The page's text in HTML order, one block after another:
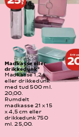
Madkasse eller
drikkedunk*
Madkasse 1,2 l
eller drikkedunk
med tud 500 ml.
20,00.
Rumdelt
madkasse 21 x 15
x 4,5 cm eller
drikkedunk 750
ml. 25,00.